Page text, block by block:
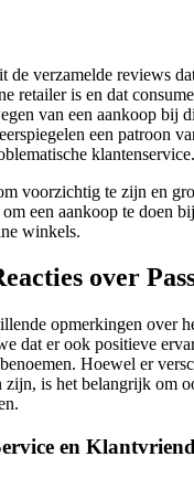
verzamelde reviews
retailer is en dat
van een aankoop bij
een patroon
klantenservice.
voorzichtig te zijn en
een aankoop te doen
winkels.
over
opmerkingen over
dat er ook positieve
Hoewel er
zijn, is het belangrijk om
en